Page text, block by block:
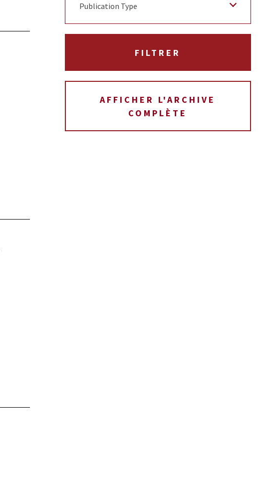
Publication Type
AFFICHER L'ARCHIVE
COMPLÈTE